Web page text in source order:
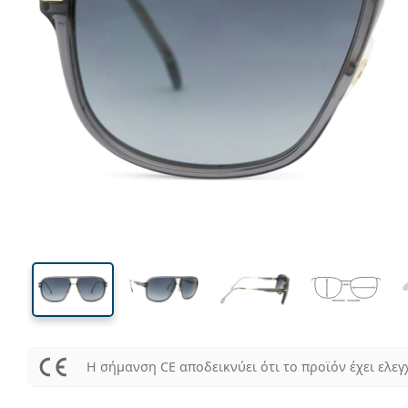
50 mm
Ύψος φακού Μήκος φακού
Μήκος
φακού
Η σήμανση CE αποδεικνύει ότι το προϊόν έχει